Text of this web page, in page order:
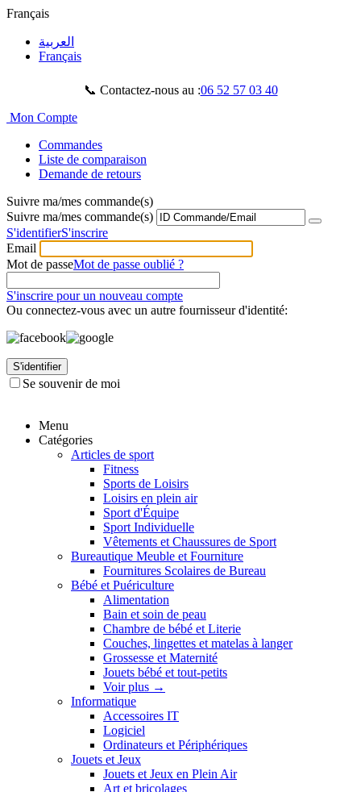
Français
العربية
Français
📞 Contactez-nous au :06 52 57 03 40
Mon Compte
Commandes
Liste de comparaison
Demande de retours
Suivre ma/mes commande(s)
Suivre ma/mes commande(s)
S'identifierS'inscrire
Email
Mot de passeMot de passe oublié ?
S'inscrire pour un nouveau compte
Ou connectez-vous avec un autre fournisseur d'identité:
S'identifier
Se souvenir de moi
Menu
Catégories
Articles de sport
Fitness
Sports de Loisirs
Loisirs en plein air
Sport d'Équipe
Sport Individuelle
Vêtements et Chaussures de Sport
Bureautique Meuble et Fourniture
Fournitures Scolaires de Bureau
Bébé et Puériculture
Alimentation
Bain et soin de peau
Chambre de bébé et Literie
Couches, lingettes et matelas à langer
Grossesse et Maternité
Jouets bébé et tout-petits
Voir plus →
Informatique
Accessoires IT
Logiciel
Ordinateurs et Périphériques
Jouets et Jeux
Jouets et Jeux en Plein Air
Art et bricolages